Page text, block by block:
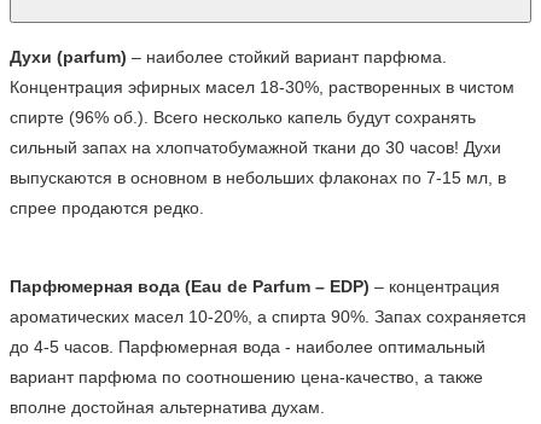
Духи (parfum) – наиболее стойкий вариант парфюма.
Концентрация эфирных масел 18-30%, растворенных в чистом
спирте (96% об.). Всего несколько капель будут сохранять
сильный запах на хлопчатобумажной ткани до 30 часов! Духи
выпускаются в основном в небольших флаконах по 7-15 мл, в
спрее продаются редко.
Парфюмерная вода (Eau de Parfum – EDP) – концентрация
ароматических масел 10-20%, а спирта 90%. Запах сохраняется
до 4-5 часов. Парфюмерная вода - наиболее оптимальный
вариант парфюма по соотношению цена-качество, а также
вполне достойная альтернатива духам.